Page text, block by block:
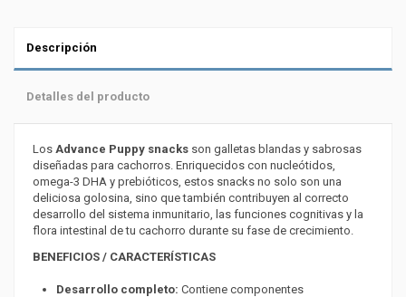
Descripción
Detalles del producto
Los Advance Puppy snacksson galletas blandas y sabrosas
diseñadas para cachorros. Enriquecidos con nucleótidos,
omega-3 DHA y prebióticos, estos snacks no solo son una
deliciosa golosina, sino que también contribuyen al correcto
desarrollo del sistema inmunitario, las funciones cognitivas y la
flora intestinal de tu cachorro durante su fase de crecimiento.
BENEFICIOS / CARACTERÍSTICAS
Desarrollo completo: Contiene componentes